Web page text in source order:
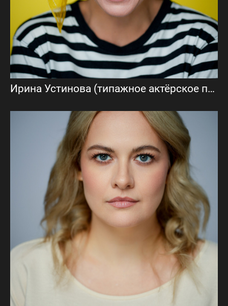
Ирина Устинова (типажное актёрское портфолио)